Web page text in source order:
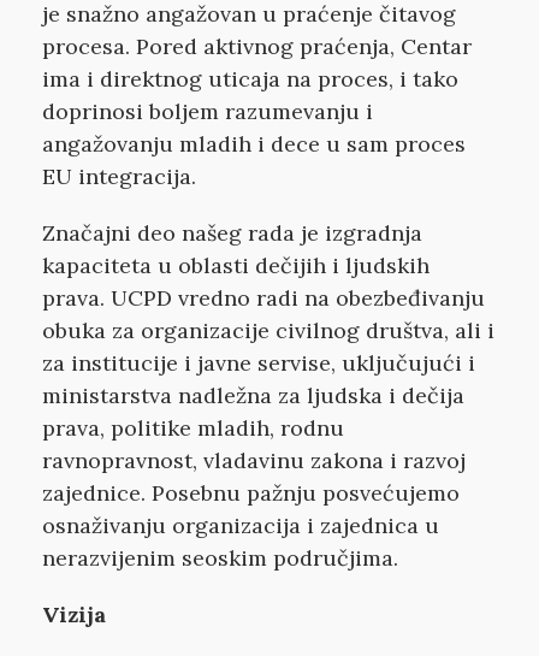
je snažno angažovan u praćenje čitavog
procesa. Pored aktivnog praćenja, Centar
ima i direktnog uticaja na proces, i tako
doprinosi boljem razumevanju i
angažovanju mladih i dece u sam proces
EU integracija.
Značajni deo našeg rada je izgradnja
kapaciteta u oblasti dečijih i ljudskih
prava. UCPD vredno radi na obezbeđivanju
obuka za organizacije civilnog društva, ali i
za institucije i javne servise, uključujući i
ministarstva nadležna za ljudska i dečija
prava, politike mladih, rodnu
ravnopravnost, vladavinu zakona i razvoj
zajednice. Posebnu pažnju posvećujemo
osnaživanju organizacija i zajednica u
nerazvijenim seoskim područjima.
Vizija